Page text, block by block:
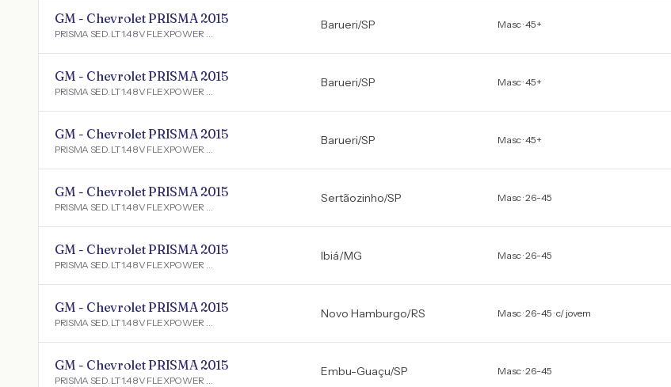
GM - Chevrolet PRISMA 2015
PRISMA SED. LT 1.4 8V FLEXPOWER 4P
Barueri/SP Masc · 45+
GM - Chevrolet PRISMA 2015
PRISMA SED. LT 1.4 8V FLEXPOWER 4P
Barueri/SP Masc · 45+
GM - Chevrolet PRISMA 2015
PRISMA SED. LT 1.4 8V FLEXPOWER 4P
Barueri/SP Masc · 45+
GM - Chevrolet PRISMA 2015
PRISMA SED. LT 1.4 8V FLEXPOWER 4P
Sertãozinho/SP Masc · 26-45
GM - Chevrolet PRISMA 2015
PRISMA SED. LT 1.4 8V FLEXPOWER 4P
Ibiá/MG Masc · 26-45
GM - Chevrolet PRISMA 2015
PRISMA SED. LT 1.4 8V FLEXPOWER 4P
Novo Hamburgo/RS Masc · 26-45 · c/ jovem
GM - Chevrolet PRISMA 2015
PRISMA SED. LT 1.4 8V FLEXPOWER 4P
Embu-Guaçu/SP Masc · 26-45